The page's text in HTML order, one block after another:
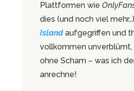
Plattformen wie
dies (und noch viel
Islandaufgegriffen und
vollkommen unverblümt,
ohne Scham – was ich
anrechne!